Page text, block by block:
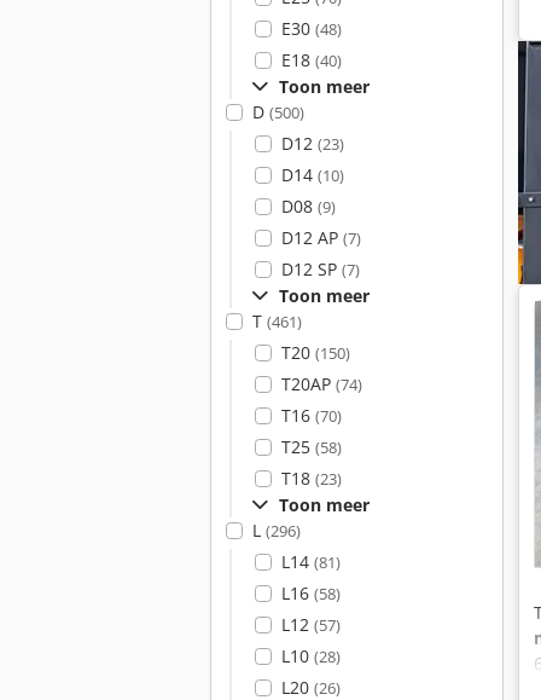
E30 (48)
E18 (40)
Toon meer
D (500)
D12 (23)
D14 (10)
D08 (9)
D12 AP (7)
D12 SP (7)
Toon meer
T (461)
T20 (150)
T20AP (74)
T16 (70)
T25 (58)
T18 (23)
Toon meer
L (296)
L14 (81)
L16 (58)
L12 (57)
L10 (28)
L20 (26)